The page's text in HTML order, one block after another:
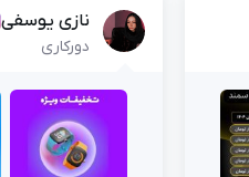
نازی یوسفی
دورکاری